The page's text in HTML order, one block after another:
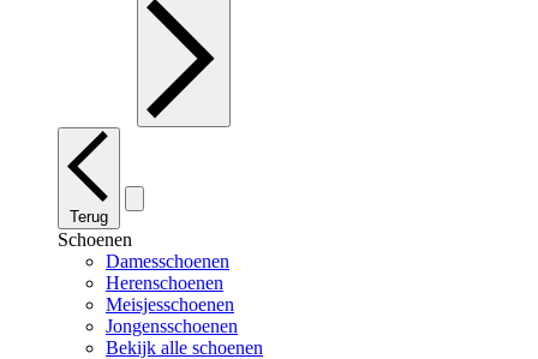
Terug
Schoenen
Damesschoenen
Herenschoenen
Meisjesschoenen
Jongensschoenen
Bekijk alle schoenen